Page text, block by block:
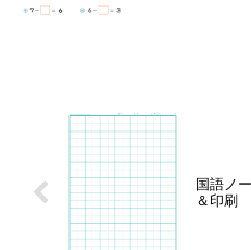
国語ノ
＆印刷